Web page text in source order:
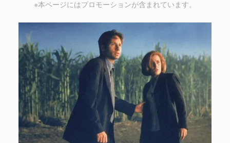
※本ページにはプロモーションが含まれています。